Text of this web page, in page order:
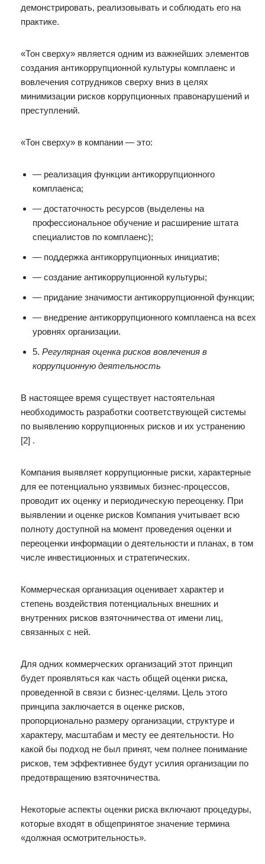
демонстрировать, реализовывать и соблюдать его на
практике.
«Тон сверху» является одним из важнейших элементов
создания антикоррупционной культуры комплаенс и
вовлечения сотрудников сверху вниз в целях
минимизации рисков коррупционных правонарушений и
преступлений.
«Тон сверху» в компании — это:
— реализация функции антикоррупционного
комплаенса;
— достаточность ресурсов (выделены на
профессиональное обучение и расширение штата
специалистов по комплаенс);
— поддержка антикоррупционных инициатив;
— создание антикоррупционной культуры;
— придание значимости антикоррупционной функции;
— внедрение антикоррупционного комплаенса на всех
уровнях организации.
5. Регулярная оценка рисков вовлечения в
коррупционную деятельность
В настоящее время существует настоятельная
необходимость разработки соответствующей системы
по выявлению коррупционных рисков и их устранению
[2] .
Компания выявляет коррупционные риски, характерные
для ее потенциально уязвимых бизнес-процессов,
проводит их оценку и периодическую переоценку. При
выявлении и оценке рисков Компания учитывает всю
полноту доступной на момент проведения оценки и
переоценки информации о деятельности и планах, в том
числе инвестиционных и стратегических.
Коммерческая организация оценивает характер и
степень воздействия потенциальных внешних и
внутренних рисков взяточничества от имени лиц,
связанных с ней.
Для одних коммерческих организаций этот принцип
будет проявляться как часть общей оценки риска,
проведенной в связи с бизнес-целями. Цель этого
принципа заключается в оценке рисков,
пропорционально размеру организации, структуре и
характеру, масштабам и месту ее деятельности. Но
какой бы подход не был принят, чем полнее понимание
рисков, тем эффективнее будут усилия организации по
предотвращению взяточничества.
Некоторые аспекты оценки риска включают процедуры,
которые входят в общепринятое значение термина
«должная осмотрительность».